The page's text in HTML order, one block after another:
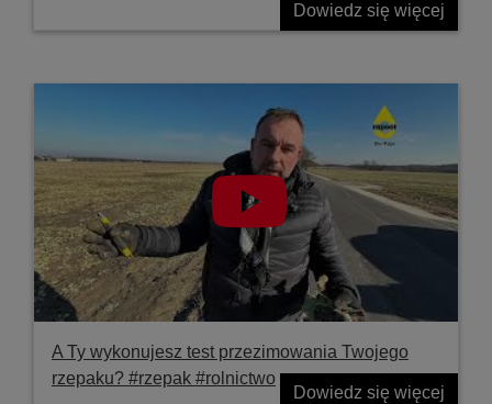
Dowiedz się więcej
A Ty wykonujesz test przezimowania Twojego
rzepaku? #rzepak #rolnictwo
Dowiedz się więcej